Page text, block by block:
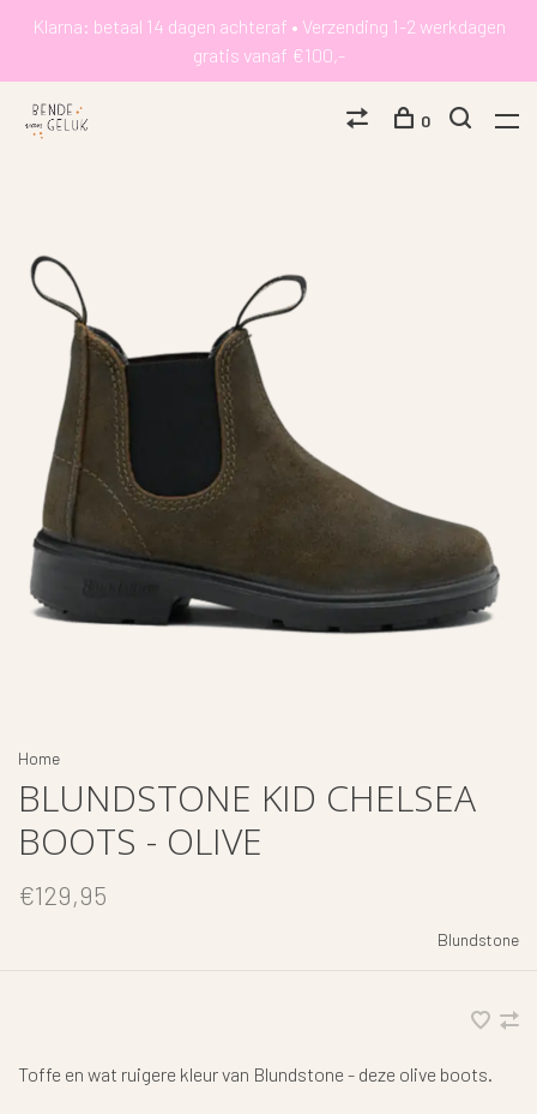
Klarna: betaal 14 dagen achteraf • Verzending 1-2 werkdagen
gratis vanaf €100,-
0
Home
BLUNDSTONE KID CHELSEA
BOOTS - OLIVE
€129,95
Blundstone
Toffe en wat ruigere kleur van Blundstone - deze olive boots.